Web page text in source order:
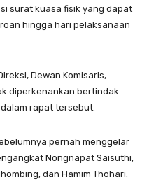
surat kuasa fisik yang dapat
hingga hari pelaksanaan
Dewan Komisaris,
diperkenankan bertindak
rapat tersebut.
pernah menggelar
Nongnapat Saisuthi,
dan Hamim Thohari.